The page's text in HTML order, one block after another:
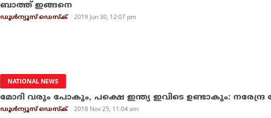
ബാത്ത് ഇങ്ങനെ
ഡൂള്‍ന്യൂസ് ഡെസ്‌ക് 2019 Jun 30, 12:07 pm
NATIONAL NEWS
മോദി വരും പോകും, പക്ഷെ ഇന്ത്യ ഇവിടെ ഉണ്ടാകും: നരേന്ദ്ര
ഡൂള്‍ന്യൂസ് ഡെസ്‌ക് 2018 Nov 25, 11:04 am